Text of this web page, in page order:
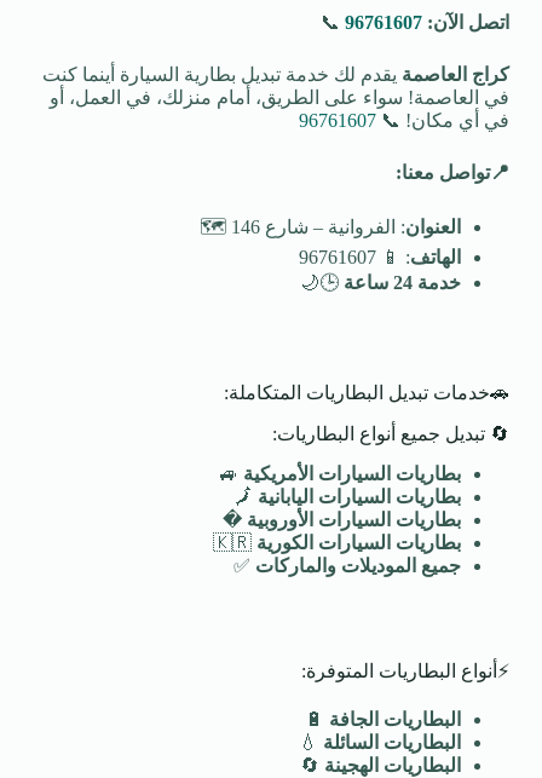
اتصل الآن: 96761607
📞
كراج العاصمة يقدم لك خدمة تبديل بطارية السيارة أينما كنت
في العاصمة! سواء على الطريق، أمام منزلك، في العمل، أو
في أي مكان! 📞 96761607
📍تواصل معنا:
العنوان: الفروانية – شارع 146 🗺️
الهاتف: 📱 96761607
خدمة 24 ساعة
🕒🌙
🚗خدمات تبديل البطاريات المتكاملة:
🔄 تبديل جميع أنواع البطاريات:
بطاريات السيارات الأمريكية 🚙
بطاريات السيارات اليابانية 🗾
بطاريات السيارات الأوروبية �️
بطاريات السيارات الكورية
جميع الموديلات والماركات ✅
⚡أنواع البطاريات المتوفرة:
البطاريات الجافة 🔋
البطاريات السائلة 💧
البطاريات الهجينة 🔄